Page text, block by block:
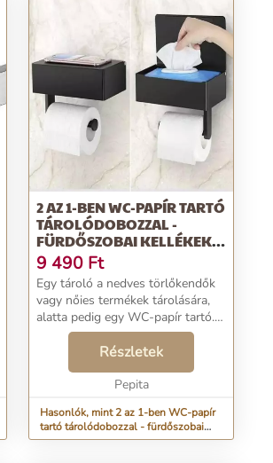
2 AZ 1-BEN WC-PAPÍR TARTÓ
TÁROLÓDOBOZZAL -
FÜRDŐSZOBAI KELLÉKEK
T...
9 490 Ft
Egy tároló a nedves törlőkendők
vagy nőies termékek tárolására,
alatta pedig egy WC-papír tartó.
A tárolóval rendszerezheti a
törlőkendőt vagy a női termékeit
illetve a tetején lévő ideiglenesen
Részletek
Pepita
Hasonlók, mint 2 az 1-ben WC-papír
tartó tárolódobozzal - fürdőszobai
kellékek t...